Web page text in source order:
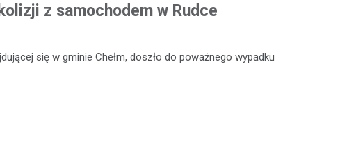
z samochodem w Rudce
się w gminie Chełm, doszło do poważnego wypadku